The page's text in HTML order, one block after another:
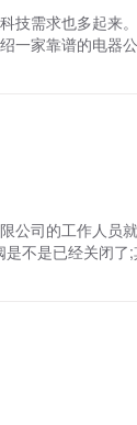
需求也多起来
绍一家靠谱的
信经营、用实
到这了，希望
司的工作人员就
不是已经关闭了;
，欢迎咨询洛